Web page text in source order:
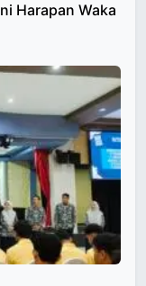
Harapan Waka